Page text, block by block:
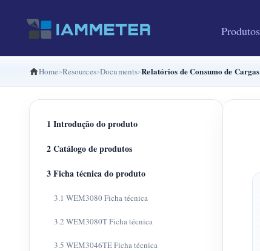
Produtos
Home Resources Documents Relatórios de Consumo de Cargas
1 Introdução do produto
2 Catálogo de produtos
3 Ficha técnica do produto
3.1 WEM3080 Ficha técnica
3.2 WEM3080T Ficha técnica
3.5 WEM3046TE Ficha técnica